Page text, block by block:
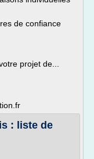
de confiance
projet de...
: liste de